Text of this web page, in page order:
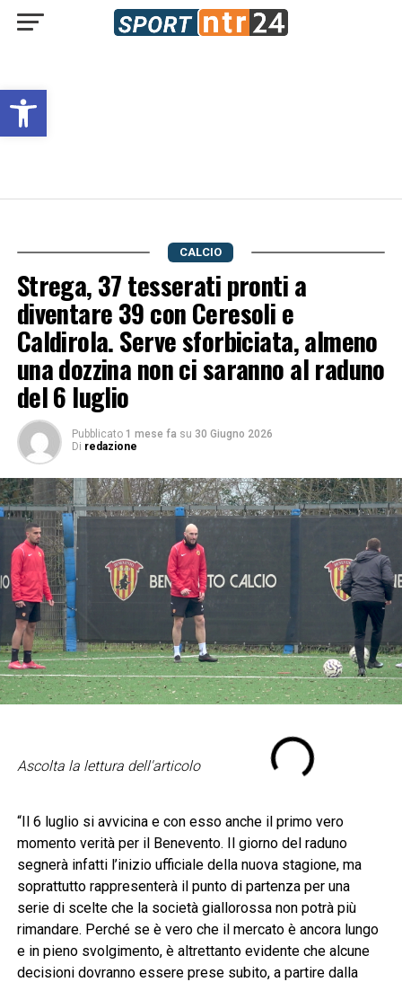
Open toolbar
CALCIO
Strega, 37 tesserati pronti a
diventare 39 con Ceresoli e
Caldirola. Serve sforbiciata, almeno
una dozzina non ci saranno al raduno
del 6 luglio
Pubblicato 1 mese fa su 30 Giugno 2026
Di redazione
Ascolta la lettura dell'articolo
“Il 6 luglio si avvicina e con esso anche il primo vero
momento verità per il Benevento. Il giorno del raduno
segnerà infatti l’inizio ufficiale della nuova stagione, ma
soprattutto rappresenterà il punto di partenza per una
serie di scelte che la società giallorossa non potrà più
rimandare. Perché se è vero che il mercato è ancora lungo
e in pieno svolgimento, è altrettanto evidente che alcune
decisioni dovranno essere prese subito, a partire dalla